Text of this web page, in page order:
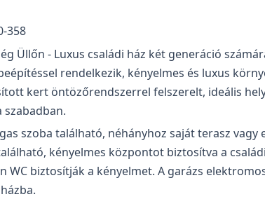
358
Üllőn - Luxus családi ház két generáció
rendelkezik, kényelmes és luxus
kert öntözőrendszerrel felszerelt, ideális
szabadban.
szoba található, néhányhoz saját terasz
kényelmes központot biztosítva a
WC biztosítják a kényelmet. A garázs